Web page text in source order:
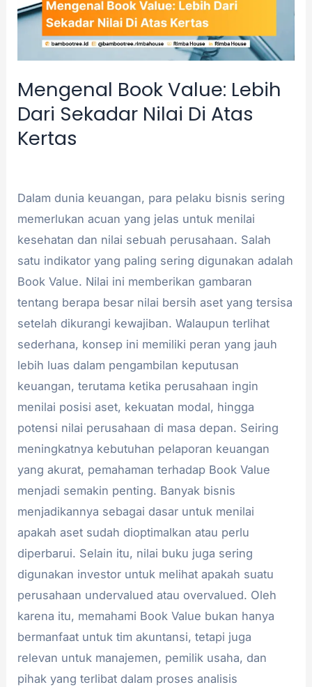
Mengenal Book Value: Lebih
Dari Sekadar Nilai Di Atas
Kertas
Dalam dunia keuangan, para pelaku bisnis sering
memerlukan acuan yang jelas untuk menilai
kesehatan dan nilai sebuah perusahaan. Salah
satu indikator yang paling sering digunakan adalah
Book Value. Nilai ini memberikan gambaran
tentang berapa besar nilai bersih aset yang tersisa
setelah dikurangi kewajiban. Walaupun terlihat
sederhana, konsep ini memiliki peran yang jauh
lebih luas dalam pengambilan keputusan
keuangan, terutama ketika perusahaan ingin
menilai posisi aset, kekuatan modal, hingga
potensi nilai perusahaan di masa depan. Seiring
meningkatnya kebutuhan pelaporan keuangan
yang akurat, pemahaman terhadap Book Value
menjadi semakin penting. Banyak bisnis
menjadikannya sebagai dasar untuk menilai
apakah aset sudah dioptimalkan atau perlu
diperbarui. Selain itu, nilai buku juga sering
digunakan investor untuk melihat apakah suatu
perusahaan undervalued atau overvalued. Oleh
karena itu, memahami Book Value bukan hanya
bermanfaat untuk tim akuntansi, tetapi juga
relevan untuk manajemen, pemilik usaha, dan
pihak yang terlibat dalam proses analisis
Nilai